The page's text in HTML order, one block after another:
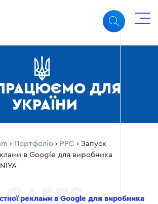
ДЛЯ
УКРАЇНИ
› Портфоліо › PPC › Запуск
в Google для виробника
реклами в Google для виробника